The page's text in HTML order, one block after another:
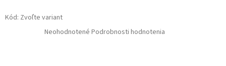
Kód: Zvoľte variant
Priemerné
hodnotenie
Neohodnotené Podrobnosti hodnotenia